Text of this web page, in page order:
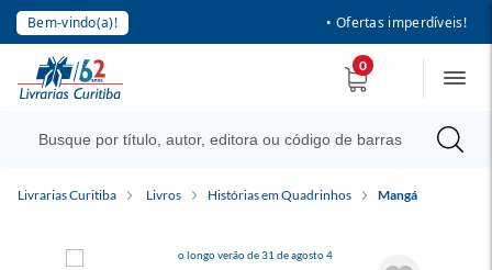
Bem-vindo(a)! • Ofertas imperdíveis!
0
Livrarias Curitiba Livros Histórias em Quadrinhos Mangá